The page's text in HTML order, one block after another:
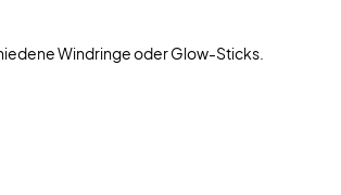
Windringe oder Glow-Sticks.